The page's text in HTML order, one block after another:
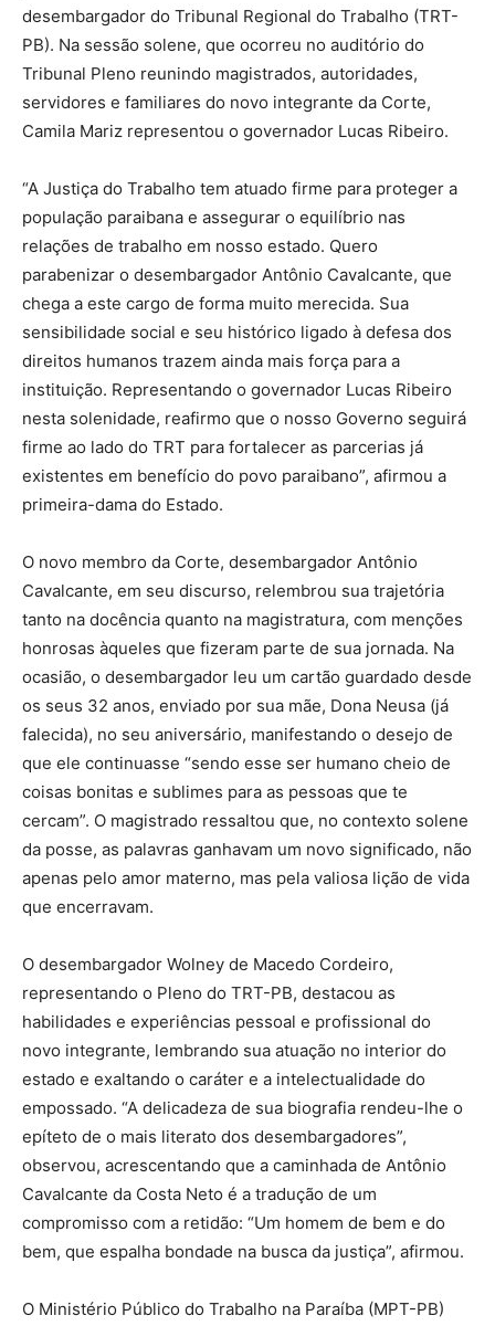
desembargador do Tribunal Regional do Trabalho (TRT-
PB). Na sessão solene, que ocorreu no auditório do
Tribunal Pleno reunindo magistrados, autoridades,
servidores e familiares do novo integrante da Corte,
Camila Mariz representou o governador Lucas Ribeiro.
“A Justiça do Trabalho tem atuado firme para proteger a
população paraibana e assegurar o equilíbrio nas
relações de trabalho em nosso estado. Quero
parabenizar o desembargador Antônio Cavalcante, que
chega a este cargo de forma muito merecida. Sua
sensibilidade social e seu histórico ligado à defesa dos
direitos humanos trazem ainda mais força para a
instituição. Representando o governador Lucas Ribeiro
nesta solenidade, reafirmo que o nosso Governo seguirá
firme ao lado do TRT para fortalecer as parcerias já
existentes em benefício do povo paraibano”, afirmou a
primeira-dama do Estado.
O novo membro da Corte, desembargador Antônio
Cavalcante, em seu discurso, relembrou sua trajetória
tanto na docência quanto na magistratura, com menções
honrosas àqueles que fizeram parte de sua jornada. Na
ocasião, o desembargador leu um cartão guardado desde
os seus 32 anos, enviado por sua mãe, Dona Neusa (já
falecida), no seu aniversário, manifestando o desejo de
que ele continuasse “sendo esse ser humano cheio de
coisas bonitas e sublimes para as pessoas que te
cercam”. O magistrado ressaltou que, no contexto solene
da posse, as palavras ganhavam um novo significado, não
apenas pelo amor materno, mas pela valiosa lição de vida
que encerravam.
O desembargador Wolney de Macedo Cordeiro,
representando o Pleno do TRT-PB, destacou as
habilidades e experiências pessoal e profissional do
novo integrante, lembrando sua atuação no interior do
estado e exaltando o caráter e a intelectualidade do
empossado. “A delicadeza de sua biografia rendeu-lhe o
epíteto de o mais literato dos desembargadores”,
observou, acrescentando que a caminhada de Antônio
Cavalcante da Costa Neto é a tradução de um
compromisso com a retidão: “Um homem de bem e do
bem, que espalha bondade na busca da justiça”, afirmou.
O Ministério Público do Trabalho na Paraíba (MPT-PB)